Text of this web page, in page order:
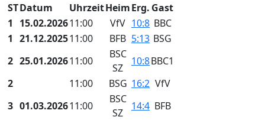
STDatum UhrzeitHeimErg. Gast
1
15.02.202611:00 VfV 10:8 BBC
1 21.12.202511:00 BFB 5:13 BSG
2 25.01.202611:00
BSC
SZ
10:8BBC1
2
11:00 BSG 16:2 VfV
3 01.03.202611:00
BSC
SZ
14:4 BFB